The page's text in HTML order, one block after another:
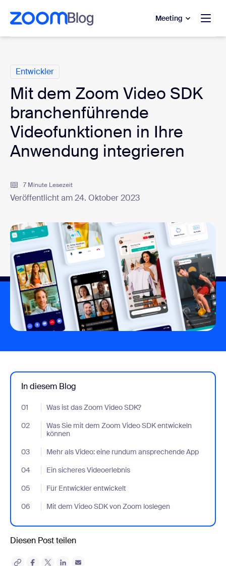
wechseln
Chat wechseln
Meeting
Entwickler
Mit dem Zoom Video SDK
branchenführende
Videofunktionen in Ihre
Anwendung integrieren
7 Minute Lesezeit
Veröffentlicht am 24. Oktober 2023
In diesem Blog
01 Was ist das Zoom Video SDK?
- Jumplink to Was ist das Zoom Video SDK?
02
Was Sie mit dem Zoom Video SDK entwickeln
können
- Jumplink to Was Sie mit dem Zoom Video SDK entwickeln
03 Mehr als Video: eine rundum ansprechende App
- Jumplink to Mehr als Video: eine rundum ansprechende App
04
Ein sicheres Videoerlebnis
- Jumplink to Ein sicheres Videoerlebnis
05
Für Entwickler entwickelt
- Jumplink to Für Entwickler entwickelt
06
Mit dem Video SDK von Zoom loslegen
- Jumplink to Mit dem Video SDK von Zoom loslegen
Diesen Post teilen